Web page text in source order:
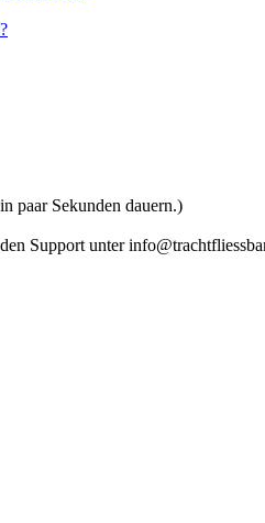
paar Sekunden dauern.)
Support unter